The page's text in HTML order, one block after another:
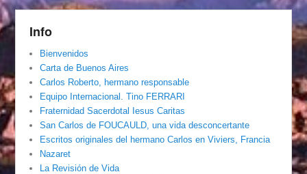
Info
Bienvenidos
Carta de Buenos Aires
Carlos Roberto, hermano responsable
Equipo Internacional. Tino FERRARI
Fraternidad Sacerdotal Iesus Caritas
San Carlos de FOUCAULD, una vida desconcertante
Escritos originales del hermano Carlos en Viviers, Francia
Nazaret
La Revisión de Vida